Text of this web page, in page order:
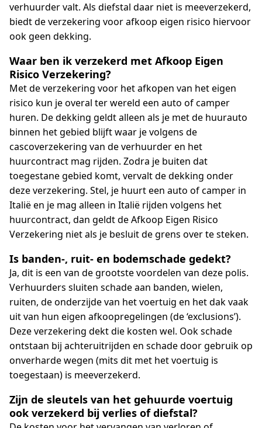
verhuurder valt. Als diefstal daar niet is meeverzekerd,
biedt de verzekering voor afkoop eigen risico hiervoor
ook geen dekking.
Waar ben ik verzekerd met Afkoop Eigen
Risico Verzekering?
Met de verzekering voor het afkopen van het eigen
risico kun je overal ter wereld een auto of camper
huren. De dekking geldt alleen als je met de huurauto
binnen het gebied blijft waar je volgens de
cascoverzekering van de verhuurder en het
huurcontract mag rijden. Zodra je buiten dat
toegestane gebied komt, vervalt de dekking onder
deze verzekering. Stel, je huurt een auto of camper in
Italië en je mag alleen in Italië rijden volgens het
huurcontract, dan geldt de Afkoop Eigen Risico
Verzekering niet als je besluit de grens over te steken.
Is banden-, ruit- en bodemschade gedekt?
Ja, dit is een van de grootste voordelen van deze polis.
Verhuurders sluiten schade aan banden, wielen,
ruiten, de onderzijde van het voertuig en het dak vaak
uit van hun eigen afkoopregelingen (de ‘exclusions’).
Deze verzekering dekt die kosten wel. Ook schade
ontstaan bij achteruitrijden en schade door gebruik op
onverharde wegen (mits dit met het voertuig is
toegestaan) is meeverzekerd.
Zijn de sleutels van het gehuurde voertuig
ook verzekerd bij verlies of diefstal?